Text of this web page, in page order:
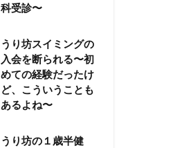
科受診〜
うり坊スイミングの
入会を断られる〜初
めての経験だったけ
ど、こういうことも
あるよね〜
うり坊の１歳半健